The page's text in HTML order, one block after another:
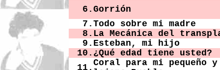
6. Gorrión
7. Todo sobre mi madre
8. La Mecánica del
9. Esteban, mi hijo
10. ¿Qué edad tiene usted?
11. Coral para mi pequeño y